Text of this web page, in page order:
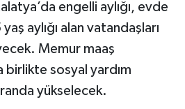
engelli aylığı, evde
aylığı alan vatandaşları
Memur maaş
birlikte sosyal yardım
yükselecek.